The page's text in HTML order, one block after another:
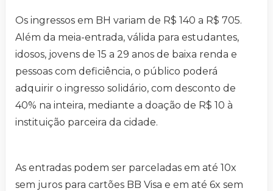
Os ingressos em BH variam de R$ 140 a R$ 705.
Além da meia-entrada, válida para estudantes,
idosos, jovens de 15 a 29 anos de baixa renda e
pessoas com deficiência, o público poderá
adquirir o ingresso solidário, com desconto de
40% na inteira, mediante a doação de R$ 10 à
instituição parceira da cidade.
As entradas podem ser parceladas em até 10x
sem juros para cartões BB Visa e em até 6x sem